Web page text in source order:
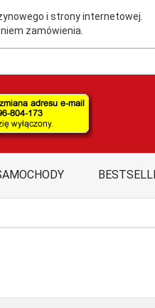
i strony internetowej.
zamówienia.